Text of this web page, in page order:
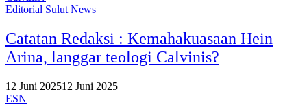
Editorial Sulut News
Catatan Redaksi : Kemahakuasaan Hein
Arina, langgar teologi Calvinis?
12 Juni 202512 Juni 2025
ESN